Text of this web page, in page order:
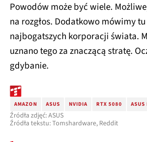
Powodów może być wiele.
na rozgłos. Dodatkowo mówimy
najbogatszych korporacji świata.
uznano tego za znaczącą stratę.
gdybanie.
AMAZON ASUS NVIDIA RTX 5080
Źródła zdjęć: ASUS
Źródła tekstu: Tomshardware, Reddit